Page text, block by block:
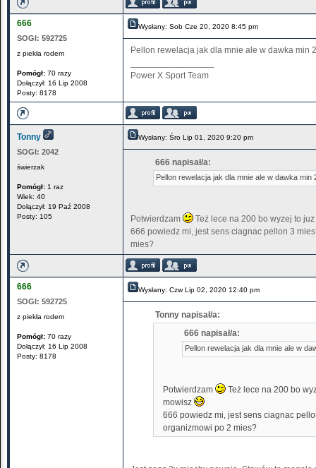
666
SOGI: 592725
z piekła rodem
Pomógł: 70 razy
Dołączył: 16 Lip 2008
Posty: 8178
Wysłany: Sob Cze 20, 2020 8:45 pm
Pellon rewelacja jak dla mnie ale w dawka min
Power X Sport Team
Tonny
SOGI: 2042
świerzak
Pomógł: 1 raz
Wiek: 40
Dołączył: 19 Paź 2008
Posty: 105
Wysłany: Śro Lip 01, 2020 9:20 pm
666 napisał/a:
Pellon rewelacja jak dla mnie ale w dawka
Potwierdzam
Też lece na 200 bo wyzej to
666 powiedz mi, jest sens ciagnac pellon 3
mies?
666
SOGI: 592725
z piekła rodem
Pomógł: 70 razy
Dołączył: 16 Lip 2008
Posty: 8178
Wysłany: Czw Lip 02, 2020 12:40 pm
Tonny napisał/a:
666 napisał/a:
Pellon rewelacja jak dla mnie ale w
Potwierdzam
Też lece na 200 bo
mowisz
666 powiedz mi, jest sens ciagnac
organizmowi po 2 mies?